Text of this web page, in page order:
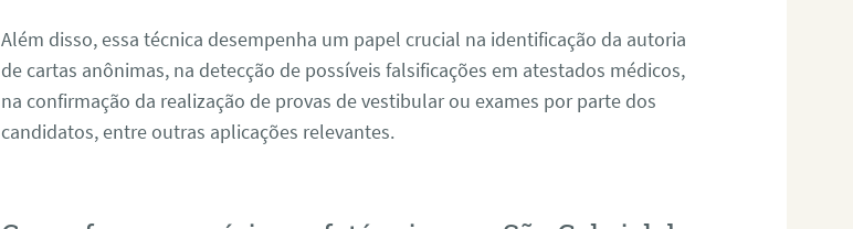
Além disso, essa técnica desempenha um papel crucial na identificação da autoria
de cartas anônimas, na detecção de possíveis falsificações em atestados médicos,
na confirmação da realização de provas de vestibular ou exames por parte dos
candidatos, entre outras aplicações relevantes.